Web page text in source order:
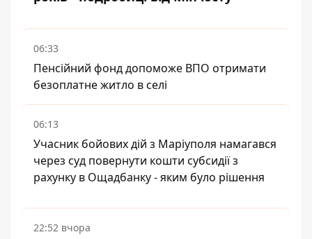
06:33
Пенсійний фонд допоможе ВПО отримати
безоплатне житло в селі
06:13
Учасник бойових дій з Маріуполя намагався
через суд повернути кошти субсидії з
рахунку в Ощадбанку - яким було рішення
22:52 вчора